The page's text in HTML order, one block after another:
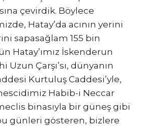
çevirdik. Böylece
Hatay’da acının yerini
sapasağlam 155 bin
Hatay’ımız İskenderun
Uzun Çarşı’sı, dünyanın
Kurtuluş Caddesi’yle,
Habib-i Neccar
binasıyla bir güneş gibi
günleri gösteren, bizlere